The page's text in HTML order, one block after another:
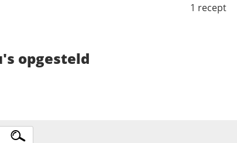
1 recept
opgesteld